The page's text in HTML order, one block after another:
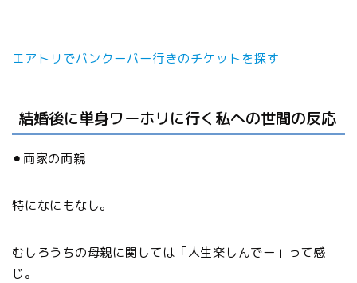
エアトリでバンクーバー行きのチケットを探す
結婚後に単身ワーホリに行く私への世間の反応
⚫︎両家の両親
特になにもなし。
むしろうちの母親に関しては「人生楽しんでー」って感
じ。